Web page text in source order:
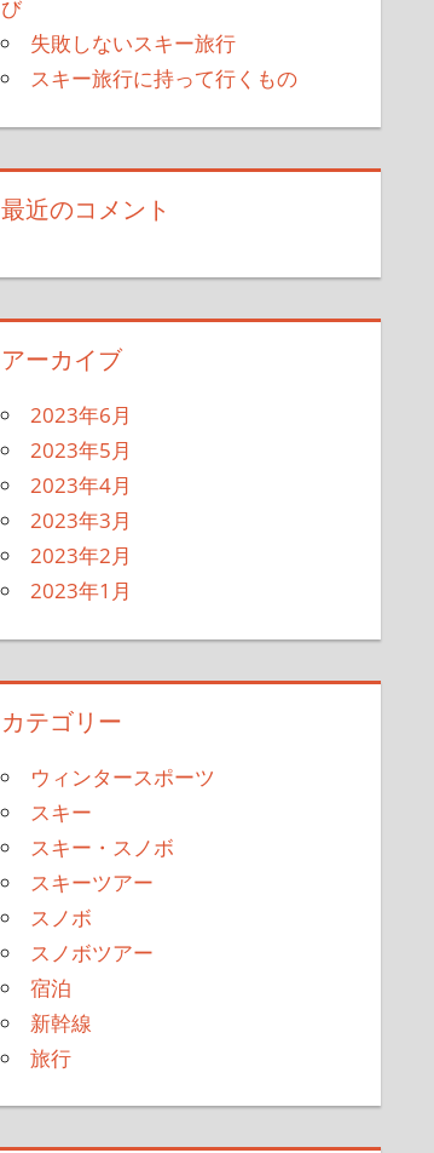
び
失敗しないスキー旅行
スキー旅行に持って行くもの
最近のコメント
アーカイブ
2023年6月
2023年5月
2023年4月
2023年3月
2023年2月
2023年1月
カテゴリー
ウィンタースポーツ
スキー
スキー・スノボ
スキーツアー
スノボ
スノボツアー
宿泊
新幹線
旅行